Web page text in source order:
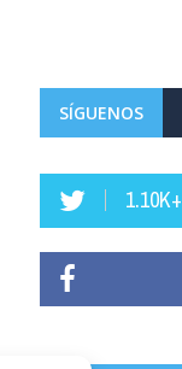
SÍGUENOS
1.10K+